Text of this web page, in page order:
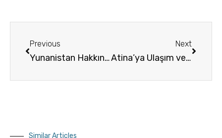
Previous
Yunanistan Hakkında Genel Bilgi
Next
Atina’ya Ulaşım ve Şehir Merkezi Ulaşım
Similar Articles